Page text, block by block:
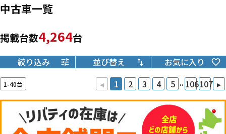
中古車一覧
掲載台数4,264台
絞り込み 並び替え お気に入り
1-40台 ◂ 1 2 3 4 5 .. 106107 ▸